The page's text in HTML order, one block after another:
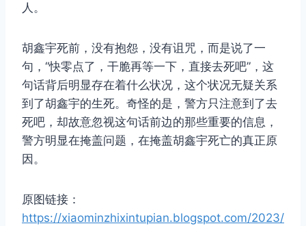
人。
胡鑫宇死前，没有抱怨，没有诅咒，而是说了一
句，“快零点了，干脆再等一下，直接去死吧”，这
句话背后明显存在着什么状况，这个状况无疑关系
到了胡鑫宇的生死。奇怪的是，警方只注意到了去
死吧，却故意忽视这句话前边的那些重要的信息，
警方明显在掩盖问题，在掩盖胡鑫宇死亡的真正原
因。
原图链接：
https://xiaominzhixintupian.blogspot.com/2023/